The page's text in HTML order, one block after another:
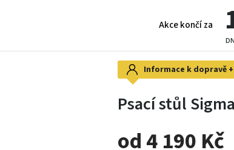
Akce končí za
Informace k dopravě
Psací stůl
od 4 190 Kč